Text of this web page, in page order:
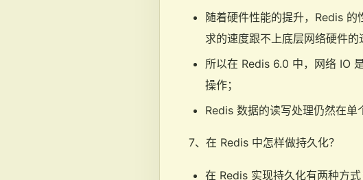
随着硬件性能的提升，Redis
求的速度跟不上底层网络硬件
所以在 Redis 6.0 中，网络 IO
操作；
Redis 数据的读写处理仍然在单
7、在 Redis 中怎样做持久化？
在 Redis 实现持久化有两种方式